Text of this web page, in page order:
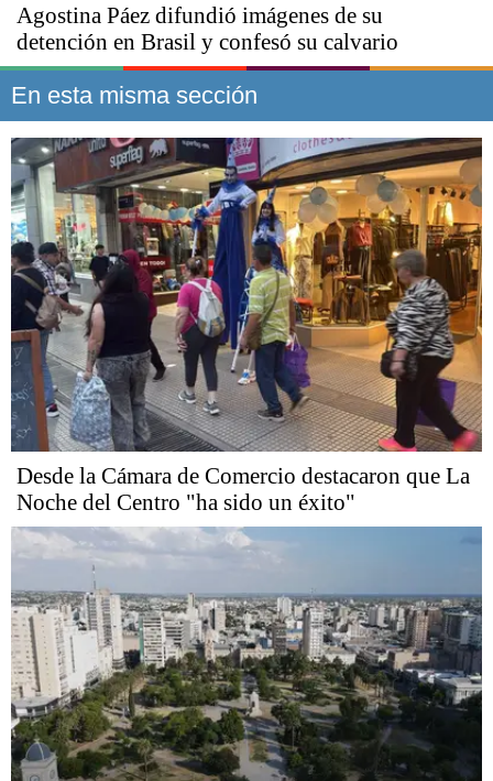
Agostina Páez difundió imágenes de su
detención en Brasil y confesó su calvario
En esta misma sección
Desde la Cámara de Comercio destacaron que La
Noche del Centro "ha sido un éxito"